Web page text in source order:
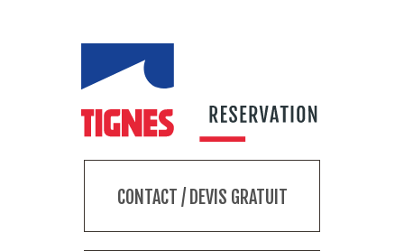
CONTACT / DEVIS GRATUIT